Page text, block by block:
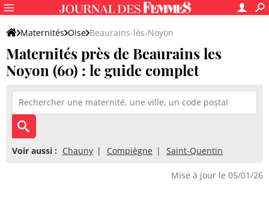
Maternités Oise Beaurains-lès-Noyon
Maternités près de Beaurains les
Noyon (60) : le guide complet
Voir aussi : Chauny Compiègne Saint-Quentin
Mise à jour le 05/01/26